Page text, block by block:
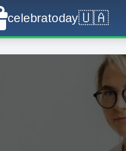
celebratoday🇺🇦